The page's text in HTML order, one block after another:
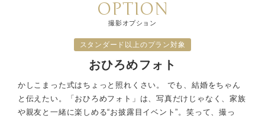
OPTION
撮影オプション
スタンダード以上のプラン対象
おひろめフォト
かしこまった式はちょっと照れくさい。 でも、結婚をちゃん
と伝えたい。
「おひろめフォト」は、写真だけじゃなく、家族
や親友と一緒に楽しめる“お披露目イベント”。笑って、撮っ